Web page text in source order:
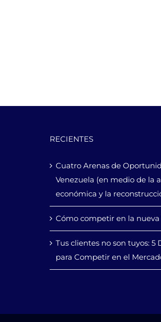
RECIENTES
Cuatro Arenas de
Venezuela (en medio de la
económica y la
Cómo competir en la nueva
Tus clientes no son tuyos: 5
para Competir en el